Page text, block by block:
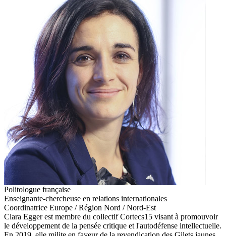
Politologue française
Enseignante-chercheuse en relations internationales
Coordinatrice Europe / Région Nord / Nord-Est
Clara Egger est membre du collectif Cortecs15 visant à promouvoir
le développement de la pensée critique et l'autodéfense intellectuelle.